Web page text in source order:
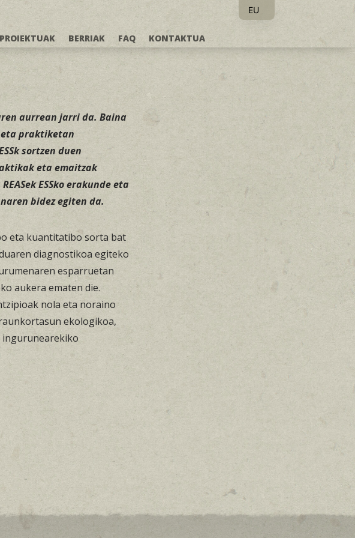
PROIEKTUAK BERRIAK FAQ KONTAKTUA
aurrean jarri da. Baina
praktiketan
sortzen duen
eta emaitzak
ESSko erakunde eta
bidez egiten da.
eta kuantitatibo sorta bat
diagnostikoa egiteko
esparruetan
aukera ematen die.
nola eta noraino
ekologikoa,
ingurunearekiko
EU